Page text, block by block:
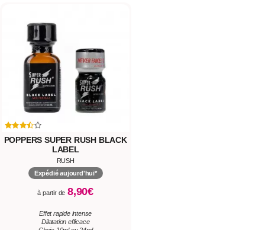
POPPERS SUPER RUSH BLACK
LABEL
RUSH
Expédié aujourd'hui*
à partir de 8,90€
Effet rapide intense
Dilatation efficace